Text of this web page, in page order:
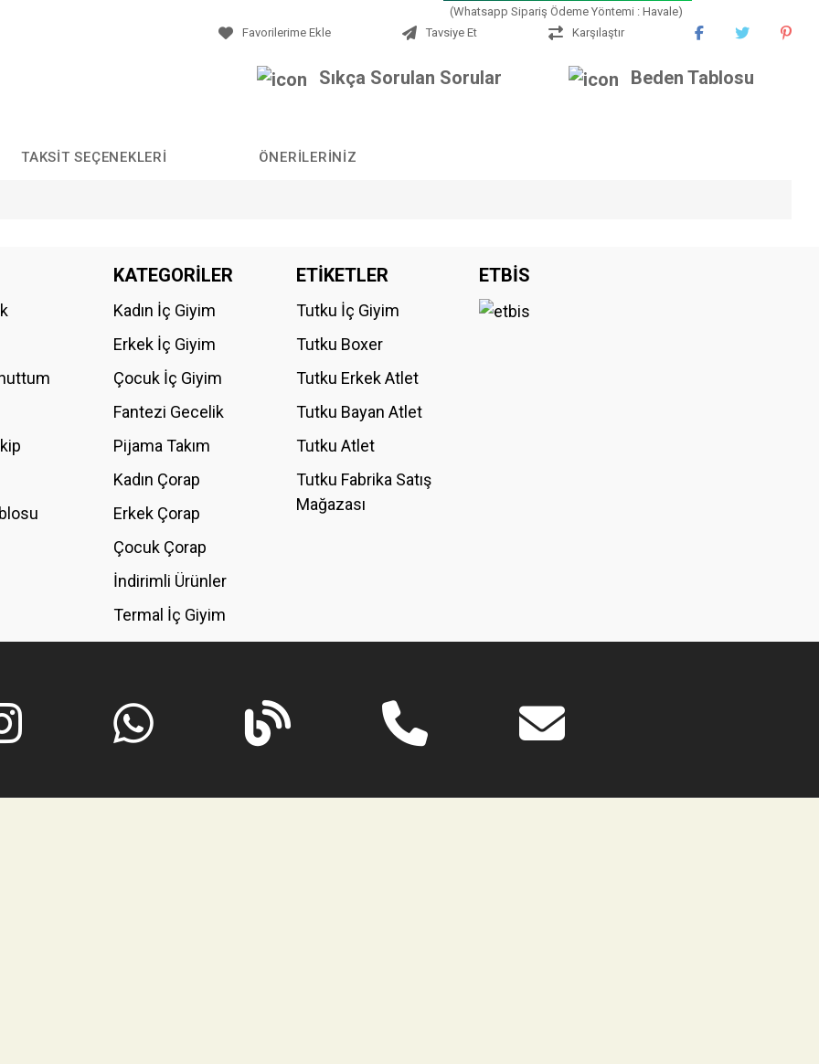
(Whatsapp Sipariş Ödeme Yöntemi : Havale)
Tavsiye Et
Karşılaştır
Sıkça Sorulan Sorular Beden Tablosu
TAKSIT SEÇENEKLERI ÖNERILERINIZ
Bu ürüne ilk yorumu siz yapın!
KATEGORİLER
Kadın İç Giyim
Erkek İç Giyim
Çocuk İç Giyim
Fantezi Gecelik
Pijama Takım
Kadın Çorap
Erkek Çorap
Çocuk Çorap
İndirimli Ürünler
Termal İç Giyim
ETİKETLER
Tutku İç Giyim
Tutku Boxer
Tutku Erkek Atlet
Tutku Bayan Atlet
Tutku Atlet
Tutku Fabrika Satış
Mağazası
ETBİS